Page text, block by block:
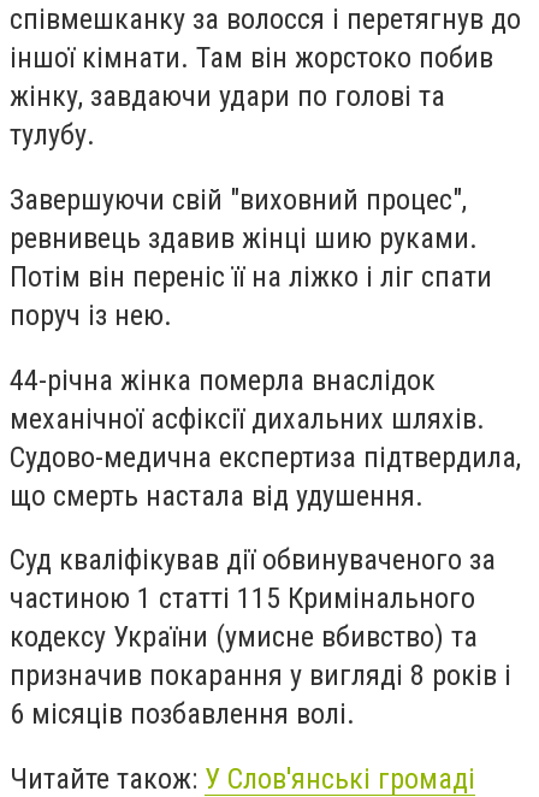
співмешканку за волосся і перетягнув до
іншої кімнати. Там він жорстоко побив
жінку, завдаючи удари по голові та
тулубу.
Завершуючи свій "виховний процес",
ревнивець здавив жінці шию руками.
Потім він переніс її на ліжко і ліг спати
поруч із нею.
44-річна жінка померла внаслідок
механічної асфіксії дихальних шляхів.
Судово-медична експертиза підтвердила,
що смерть настала від удушення.
Суд кваліфікував дії обвинуваченого за
частиною 1 статті 115 Кримінального
кодексу України (умисне вбивство) та
призначив покарання у вигляді 8 років і
6 місяців позбавлення волі.
Читайте також: У Слов'янські громаді